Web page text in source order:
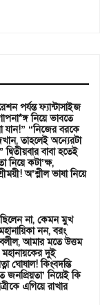
পর্যন্ত ফ্যান্টাসাইজ
নিয়ে ভাবতে
যান!” “নিজের বরকে
তাহলেই অন্যেরটা
বাবা হতেই
নিয়ে কটা’ক্ষ,
অ’শ্লীল ভাষা নিয়ে
ছিলেন না, কেমন মুখ
নন, বরং
আমার মতে উত্তম
মহানায়কের দুই
ঘোষাল! কিংবদন্তি
জনপ্রিয়তা’ নিয়েই কি
এগিয়ে রাখার